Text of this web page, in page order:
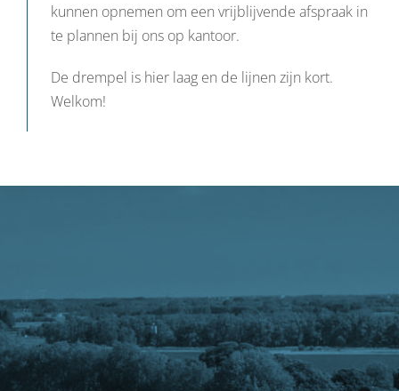
kunnen opnemen om een vrijblijvende afspraak in
te plannen bij ons op kantoor.
De drempel is hier laag en de lijnen zijn kort.
Welkom!